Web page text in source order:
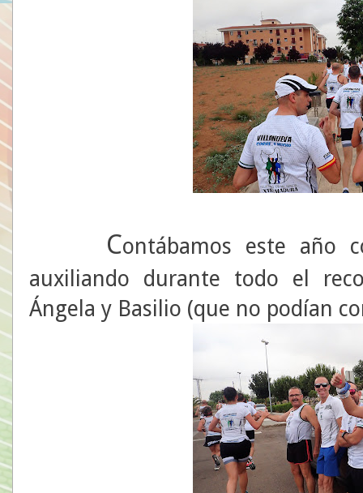
Contábamos este año
auxiliando durante todo el
Ángela y Basilio (que no podían